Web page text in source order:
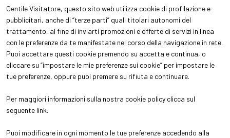
Gentile Visitatore, questo sito web utilizza cookie di profilazione e
pubblicitari, anche di “terze parti” quali titolari autonomi del
trattamento, al fine di inviarti promozioni e offerte di servizi in linea
con le preferenze da te manifestate nel corso della navigazione in rete.
Puoi accettare questi cookie premendo su accetta e continua, o
cliccare su “impostare le mie preferenze sui cookie” per impostare le
tue preferenze, oppure puoi premere su rifiuta e continuare.
Per maggiori informazioni sulla nostra cookie policy clicca sul
seguente link.
Puoi modificare in ogni momento le tue preferenze accedendo alla
ABOUT
Chi siamo
Aree espositive
Contatti
VISITA
Perchè visitare
Ottieni il tuo biglietto
Perchè esporre
Info pratiche per espositori